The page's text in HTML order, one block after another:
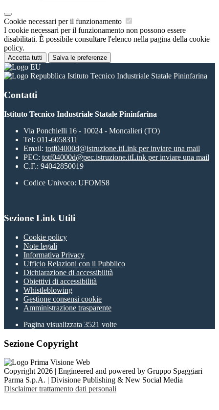
Cookie necessari per il funzionamento
I cookie necessari per il funzionamento non possono essere
disabilitati. È possibile consultare l'elenco nella pagina della cookie
policy.
Accetta tutti Salva le preferenze
Istituto Tecnico Industriale Statale Pininfarina
Contatti
Istituto Tecnico Industriale Statale Pininfarina
Via Ponchielli 16 - 10024 - Moncalieri (TO)
Tel: 011-6058311
Email: totf04000d@istruzione.itLink per inviare una mail
PEC: totf04000d@pec.istruzione.itLink per inviare una mail
C.F.: 94042850019
Codice Univoco: UFOMS8
Sezione Link Utili
Cookie policy
Note legali
Informativa Privacy
Ufficio Relazioni con il Pubblico
Dichiarazione di accessibilità
Obiettivi di accessibilità
Whistleblowing
Gestione consensi cookie
Amministrazione trasparente
Pagina visualizzata 3521 volte
Sezione Copyright
Copyright 2026 | Engineered and powered by Gruppo Spaggiari
Parma S.p.A. | Divisione Publishing & New Social Media
Disclaimer trattamento dati personali